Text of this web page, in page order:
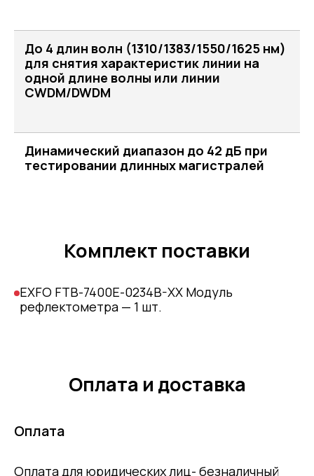
До 4 длин волн (1310/1383/1550/1625 нм)
для снятия характеристик линии на
одной длине волны или линии
CWDM/DWDM
Динамический диапазон до 42 дБ при
тестировании длинных магистралей
Комплект поставки
EXFO FTB-7400E-0234B-XX Модуль
рефлектометра — 1 шт.
Оплата и доставка
Оплата
Оплата для юридических лиц- безналичный